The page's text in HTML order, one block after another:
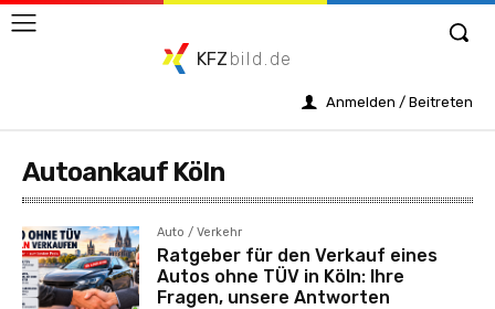
KFZ bild.de
Anmelden / Beitreten
Autoankauf Köln
Auto / Verkehr
Ratgeber für den Verkauf eines
Autos ohne TÜV in Köln: Ihre
Fragen, unsere Antworten